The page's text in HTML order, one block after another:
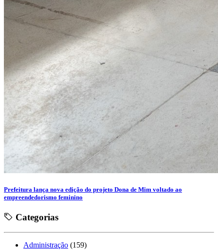
Prefeitura lança nova edição do projeto Dona de Mim voltado ao
empreendedorismo feminino
Categorias
Administração (159)